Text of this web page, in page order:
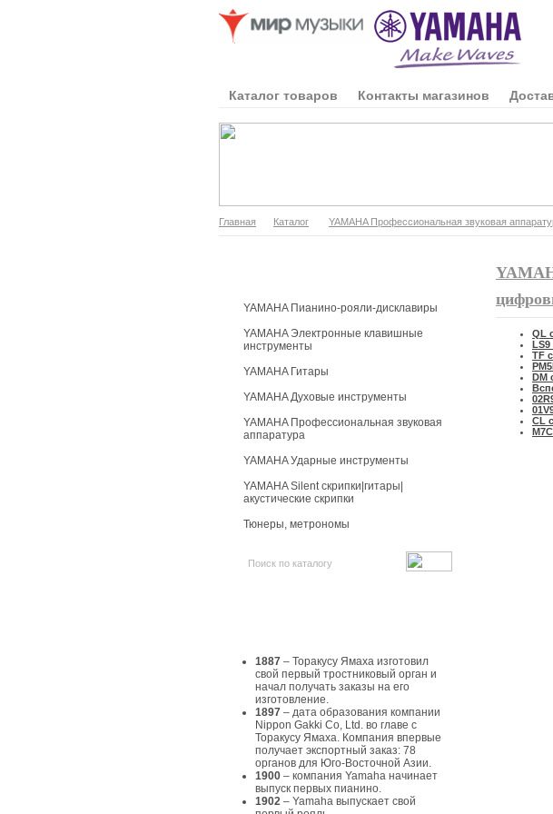
Каталог товаров Контакты магазинов
Главная Каталог YAMAHA Профессиональная звуковая
YAMAHA Пианино-рояли-дисклавиры
YAMAHA Электронные клавишные
инструменты
YAMAHA Гитары
YAMAHA Духовые инструменты
YAMAHA Профессиональная звуковая
аппаратура
YAMAHA Ударные инструменты
YAMAHA Silent скрипки|гитары|
акустические скрипки
Тюнеры, метрономы
1887 – Торакусу Ямаха изготовил
свой первый тростниковый орган и
начал получать заказы на его
изготовление.
1897 – дата образования компании
Nippon Gakki Co, Ltd. во главе с
Торакусу Ямаха. Компания впервые
получает экспортный заказ: 78
органов для Юго-Восточной Азии.
1900 – компания Yamaha начинает
выпуск первых пианино.
1902 – Yamaha выпускает свой
QL
LS9
TF
DM
CL